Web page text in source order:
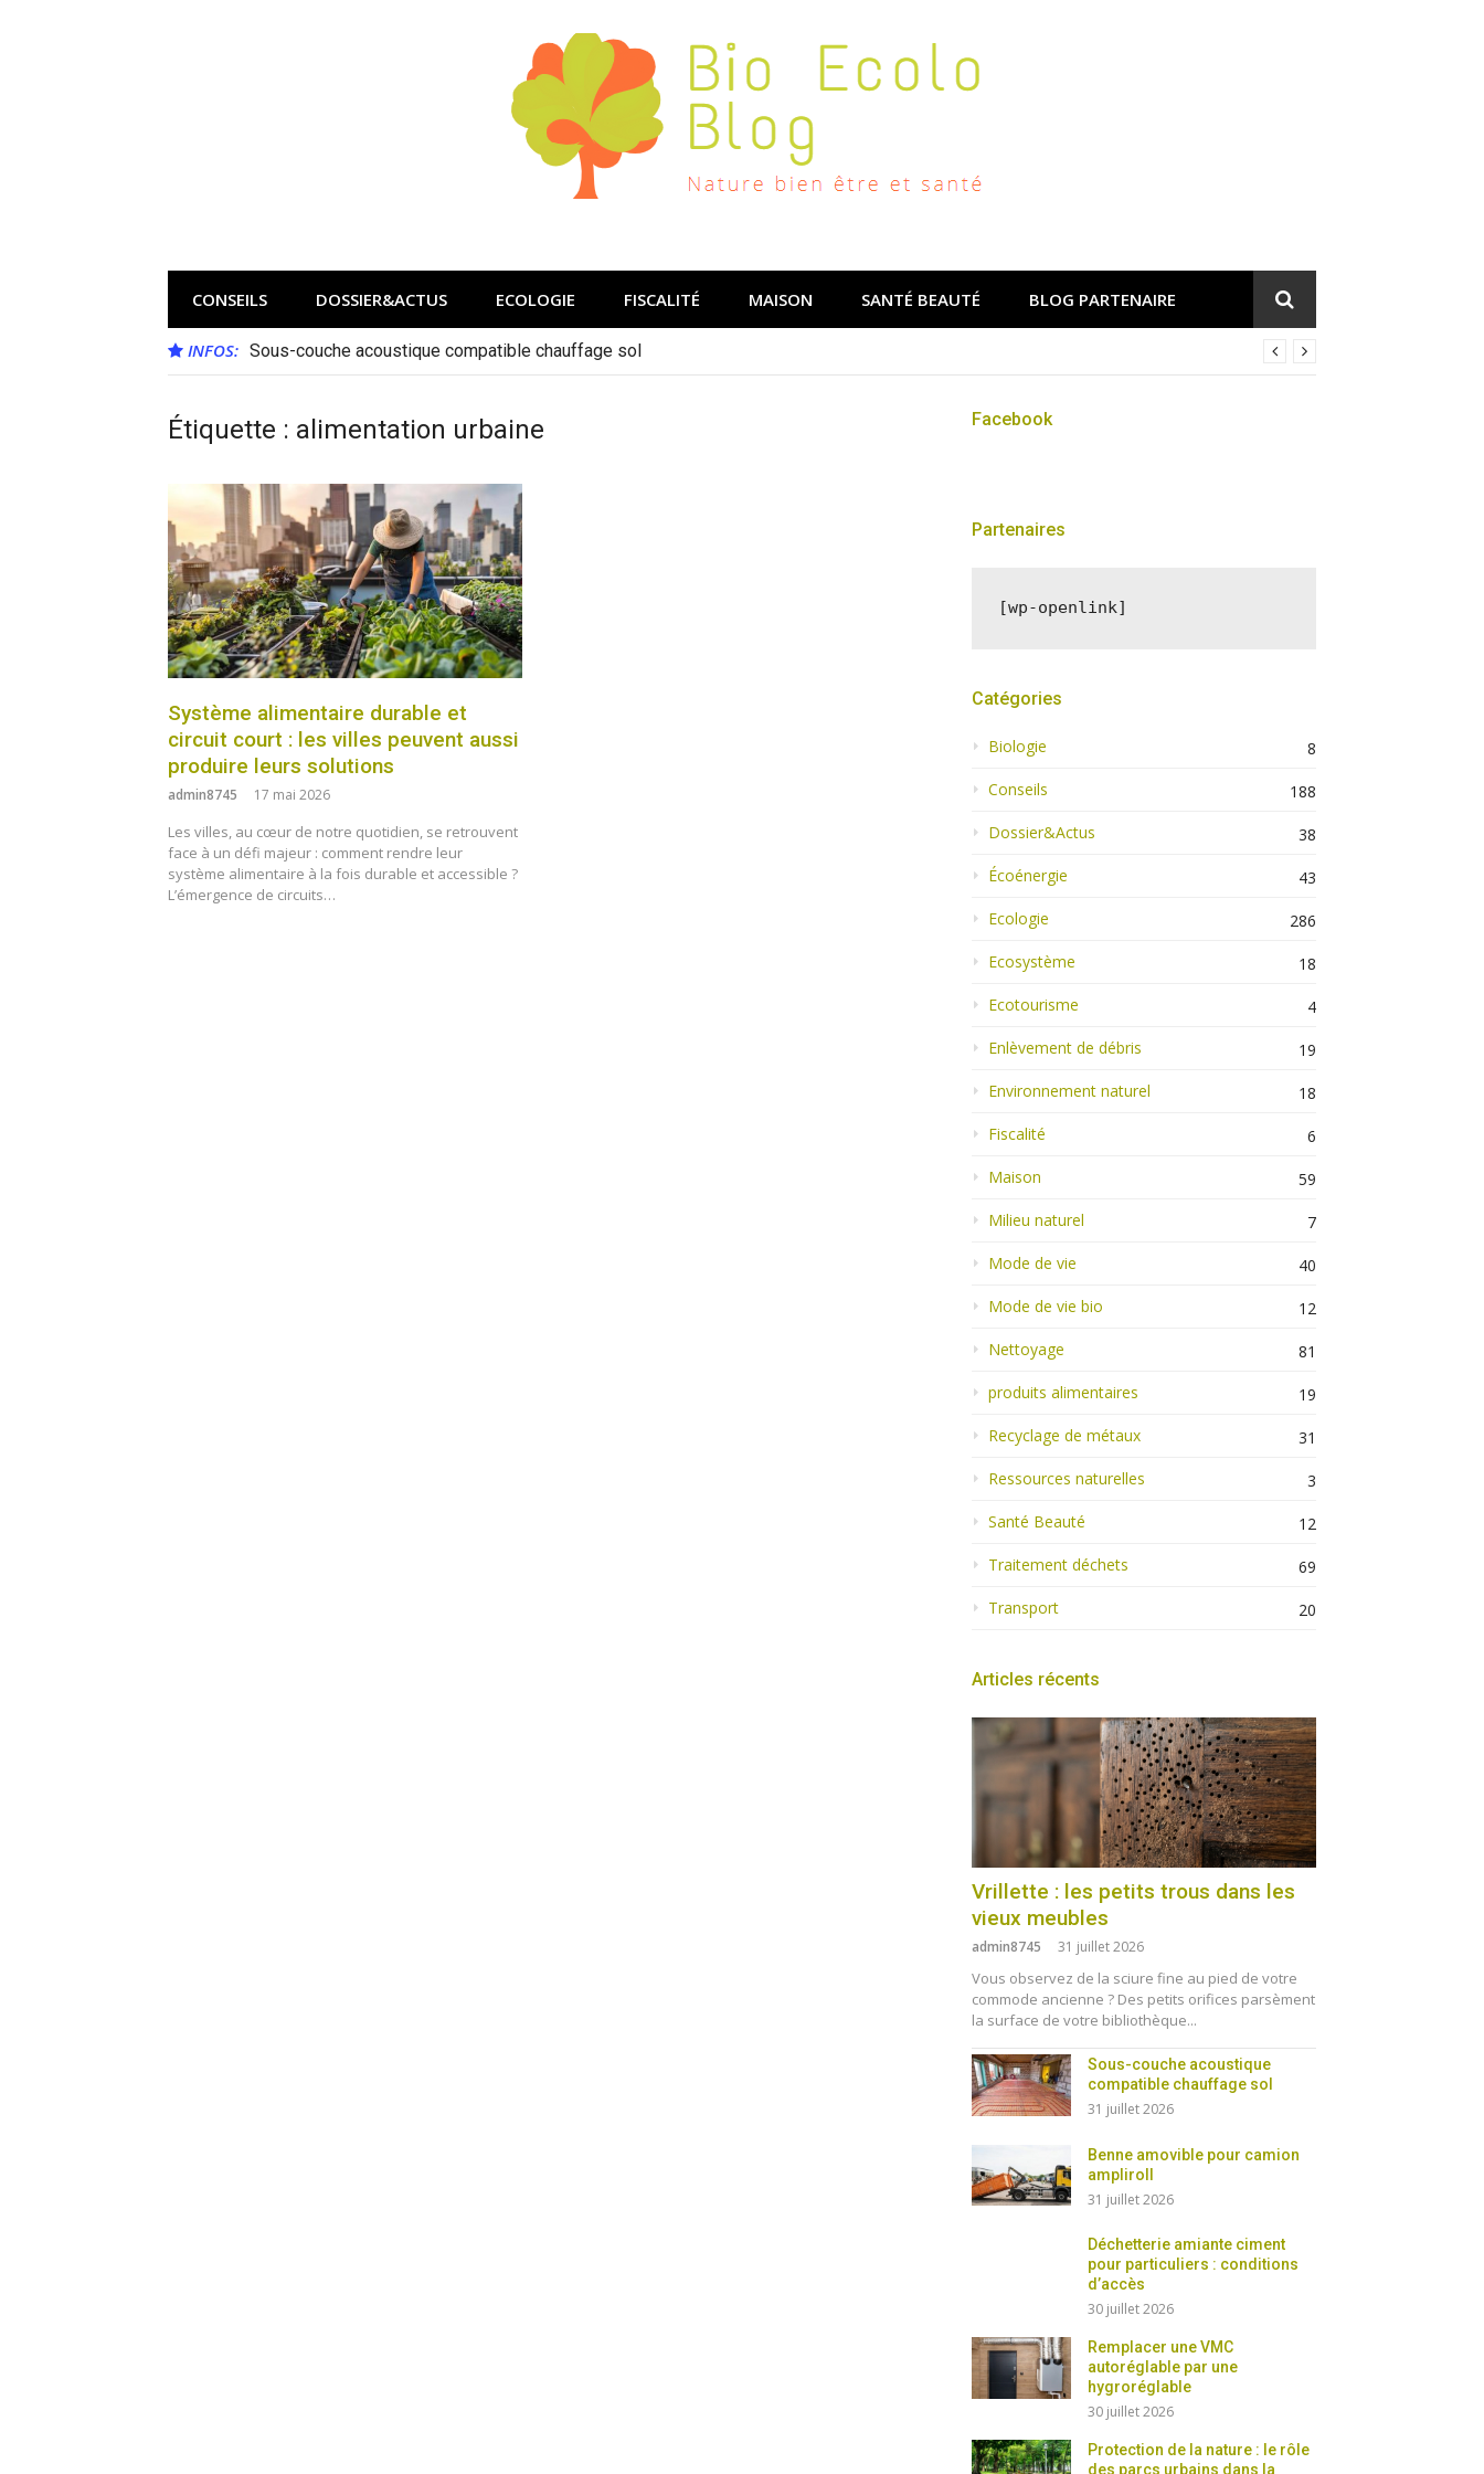
CONSEILS DOSSIER&ACTUS ECOLOGIE FISCALITÉ MAISON SANTÉ BEAUTÉ BLOG PARTENAIRE
INFOS: Sous-couche acoustique compatible chauffage sol
Étiquette : alimentation urbaine
Système alimentaire durable et
circuit court : les villes peuvent aussi
produire leurs solutions
admin8745 17 mai 2026
Les villes, au cœur de notre quotidien, se retrouvent
face à un défi majeur : comment rendre leur
système alimentaire à la fois durable et accessible ?
L’émergence de circuits…
Facebook
Partenaires
[wp-openlink]
Catégories
Biologie
8
Conseils
188
Dossier&Actus
38
Écoénergie
43
Ecologie
286
Ecosystème
18
Ecotourisme
4
Enlèvement de débris
19
Environnement naturel
18
Fiscalité
6
Maison
59
Milieu naturel
7
Mode de vie
40
Mode de vie bio
12
Nettoyage
81
produits alimentaires
19
Recyclage de métaux
31
Ressources naturelles
3
Santé Beauté
12
Traitement déchets
69
Transport
20
Articles récents
Vrillette : les petits trous dans les
vieux meubles
admin8745 31 juillet 2026
Vous observez de la sciure fine au pied de votre
commode ancienne ? Des petits orifices parsèment
la surface de votre bibliothèque...
Sous-couche acoustique
compatible chauffage sol
31 juillet 2026
Benne amovible pour camion
ampliroll
31 juillet 2026
Déchetterie amiante ciment
pour particuliers : conditions
d’accès
30 juillet 2026
Remplacer une VMC
autoréglable par une
hygroréglable
30 juillet 2026
Protection de la nature : le rôle
des parcs urbains dans la